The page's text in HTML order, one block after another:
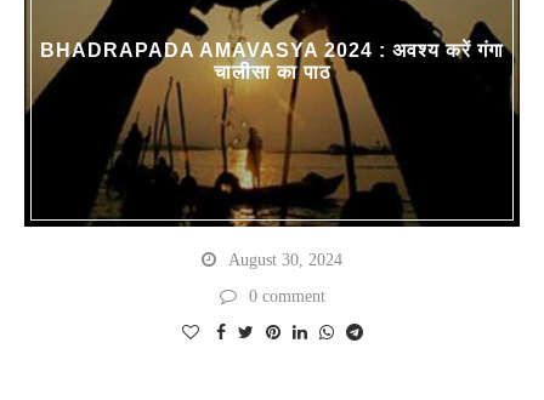
BHADRAPADA AMAVASYA 2024 : अवश्य करें गंगा
चालीसा का पाठ
August 30, 2024
0 comment